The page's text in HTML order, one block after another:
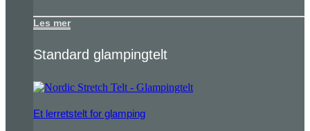
Les mer
Standard glampingtelt
Et lerretstelt for glamping